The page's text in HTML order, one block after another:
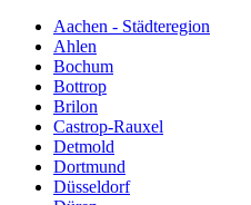
Aachen - Städteregion
Ahlen
Bochum
Bottrop
Brilon
Castrop-Rauxel
Detmold
Dortmund
Düsseldorf